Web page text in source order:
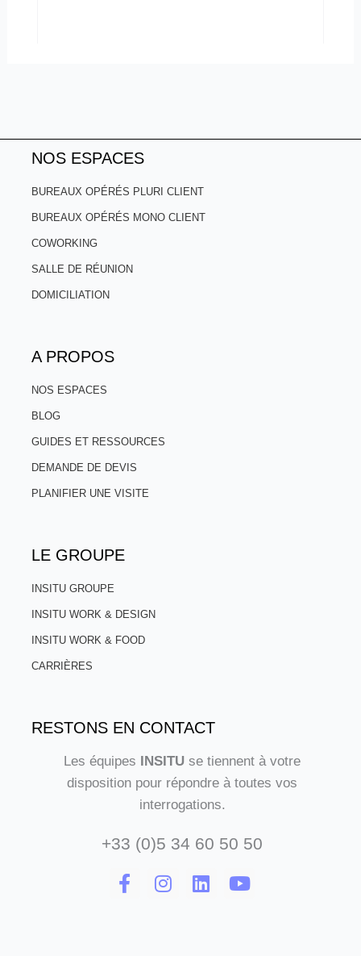
NOS ESPACES
BUREAUX OPÉRÉS PLURI CLIENT
BUREAUX OPÉRÉS MONO CLIENT
COWORKING
SALLE DE RÉUNION
DOMICILIATION
A PROPOS
NOS ESPACES
BLOG
GUIDES ET RESSOURCES
DEMANDE DE DEVIS
PLANIFIER UNE VISITE
LE GROUPE
INSITU GROUPE
INSITU WORK & DESIGN
INSITU WORK & FOOD
CARRIÈRES
RESTONS EN CONTACT
Les équipes INSITU se tiennent à votre
disposition pour répondre à toutes vos
interrogations.
+33 (0)5 34 60 50 50
F
a
I
n
L
i
Y
o